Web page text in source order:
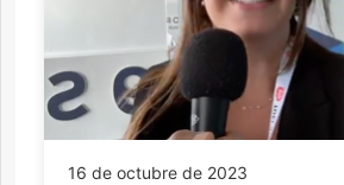
16 de octubre de 2023